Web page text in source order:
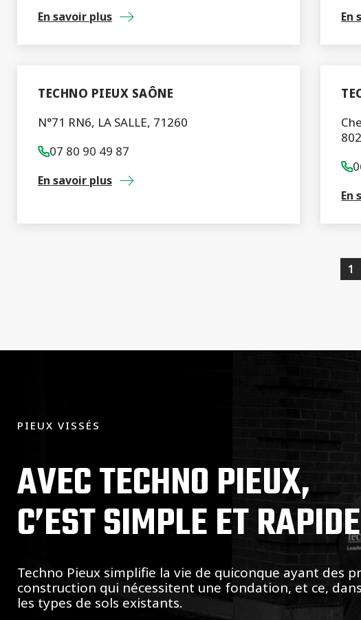
En savoir plus En
TECHNO PIEUX SAÔNE
N°71 RN6, LA SALLE, 71260
07 80 90 49 87
En savoir plus
En
1
PIEUX VISSÉS
AVEC TECHNO PIEUX,
C’EST SIMPLE ET RAPIDE
Techno Pieux simplifie la vie de quiconque ayant des
construction qui nécessitent une fondation, et ce,
les types de sols existants.